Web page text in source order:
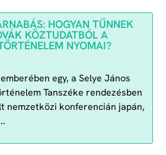
HOGYAN TŰNNEK
KÖZTUDATBÓL A
NYOMAI?
egy, a Selye János
Tanszéke rendezésben
nemzetközi konferencián japán,